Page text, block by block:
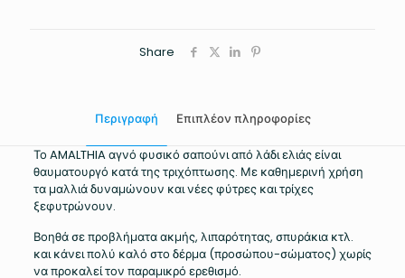
Share
Περιγραφή Επιπλέον πληροφορίες
Το AMALTHIA αγνό φυσικό σαπούνι από λάδι ελιάς είναι
θαυματουργό κατά της τριχόπτωσης. Με καθημερινή χρήση
τα μαλλιά δυναμώνουν και νέες φύτρες και τρίχες
ξεφυτρώνουν.
Βοηθά σε προβλήματα ακμής, λιπαρότητας, σπυράκια κτλ.
και κάνει πολύ καλό στο δέρμα (προσώπου-σώματος) χωρίς
να προκαλεί τον παραμικρό ερεθισμό.